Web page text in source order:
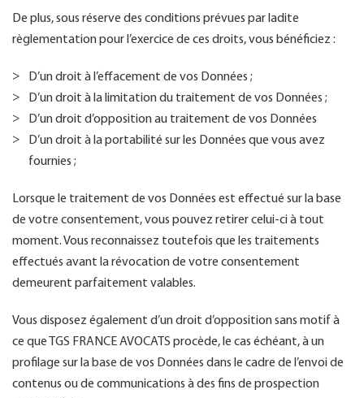
De plus, sous réserve des conditions prévues par ladite
règlementation pour l’exercice de ces droits, vous bénéficiez :
D’un droit à l’effacement de vos Données ;
D’un droit à la limitation du traitement de vos Données ;
D’un droit d’opposition au traitement de vos Données
D’un droit à la portabilité sur les Données que vous avez
fournies ;
Lorsque le traitement de vos Données est effectué sur la base
de votre consentement, vous pouvez retirer celui-ci à tout
moment. Vous reconnaissez toutefois que les traitements
effectués avant la révocation de votre consentement
demeurent parfaitement valables.
Vous disposez également d’un droit d’opposition sans motif à
ce que TGS FRANCE AVOCATS procède, le cas échéant, à un
profilage sur la base de vos Données dans le cadre de l’envoi de
contenus ou de communications à des fins de prospection